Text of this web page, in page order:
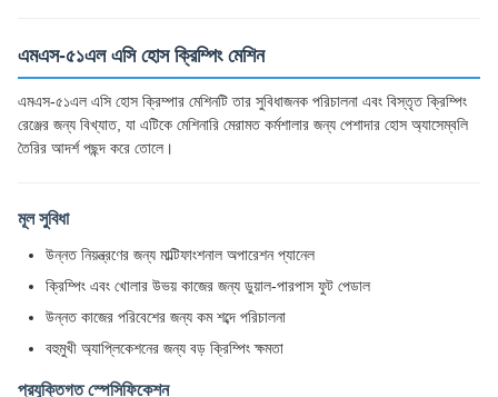
এমএস-৫১এল এসি হোস ক্রিম্পিং মেশিন
এমএস-৫১এল এসি হোস ক্রিম্পার মেশিনটি তার সুবিধাজনক পরিচালনা এবং বিস্তৃত ক্রিম্পিং
রেঞ্জের জন্য বিখ্যাত, যা এটিকে মেশিনারি মেরামত কর্মশালার জন্য পেশাদার হোস অ্যাসেম্বলি
তৈরির আদর্শ পছন্দ করে তোলে।
মূল সুবিধা
উন্নত নিয়ন্ত্রণের জন্য মাল্টিফাংশনাল অপারেশন প্যানেল
ক্রিম্পিং এবং খোলার উভয় কাজের জন্য ডুয়াল-পারপাস ফুট পেডাল
উন্নত কাজের পরিবেশের জন্য কম শব্দে পরিচালনা
বহুমুখী অ্যাপ্লিকেশনের জন্য বড় ক্রিম্পিং ক্ষমতা
প্রযুক্তিগত স্পেসিফিকেশন